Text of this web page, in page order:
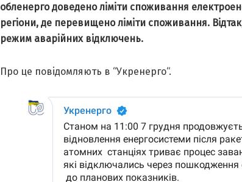
обленерго доведено лiмiти споживання
регiони, де перевищено лiмiти споживання.
режим аварiйних вiдключень.
Про це повiдомляють в “Укренерго“.